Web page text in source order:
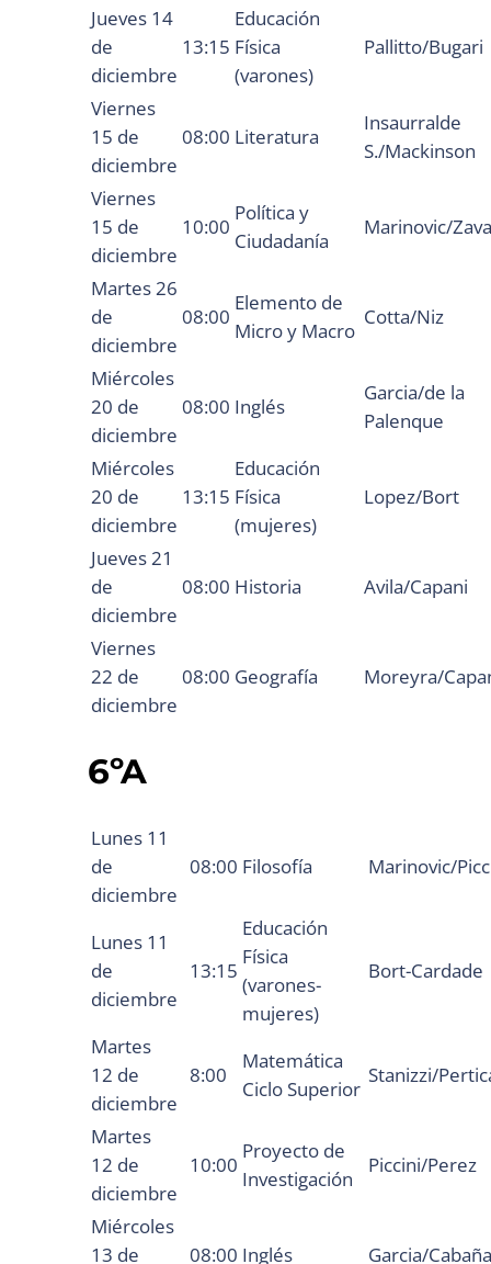
Jueves 14
de
diciembre
13:15
Educación
Física
(varones)
Pallitto/Bugari
Viernes
15 de
diciembre
08:00 Literatura
Insaurralde
S./Mackinson
Viernes
15 de
diciembre
10:00
Política y
Ciudadanía
Marinovic/
Martes 26
de
diciembre
08:00
Elemento de
Micro y Macro
Cotta/Niz
Miércoles
20 de
diciembre
08:00 Inglés
Garcia/de la
Palenque
Miércoles
20 de
diciembre
13:15
Educación
Física
(mujeres)
Lopez/Bort
Jueves 21
de
diciembre
08:00 Historia Avila/Capani
Viernes
22 de
diciembre
08:00 Geografía Moreyra/
6ºA
Lunes 11
de
diciembre
08:00 Filosofía Marinovic/
Lunes 11
de
diciembre
13:15
Educación
Física
(varones-
mujeres)
Bort-Cardade
Martes
12 de
diciembre
8:00
Matemática
Ciclo Superior
Stanizzi/
Martes
12 de
diciembre
10:00
Proyecto de
Investigación
Piccini/Perez
Miércoles
13 de
08:00 Inglés Garcia/